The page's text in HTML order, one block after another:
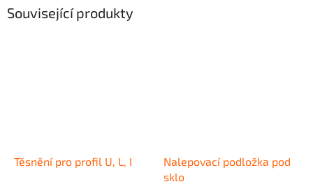
Související produkty
Těsnění pro profil U, L, I
Nalepovací podložka pod
sklo